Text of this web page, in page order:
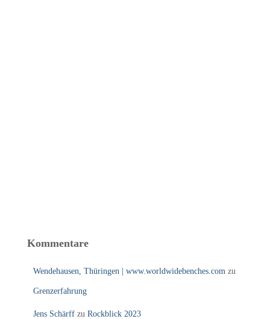
Kommentare
Wendehausen, Thüringen | www.worldwidebenches.com zu
Grenzerfahrung
Jens Schärff zu Rockblick 2023